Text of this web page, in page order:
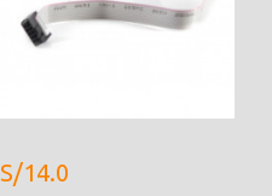
S/14.0